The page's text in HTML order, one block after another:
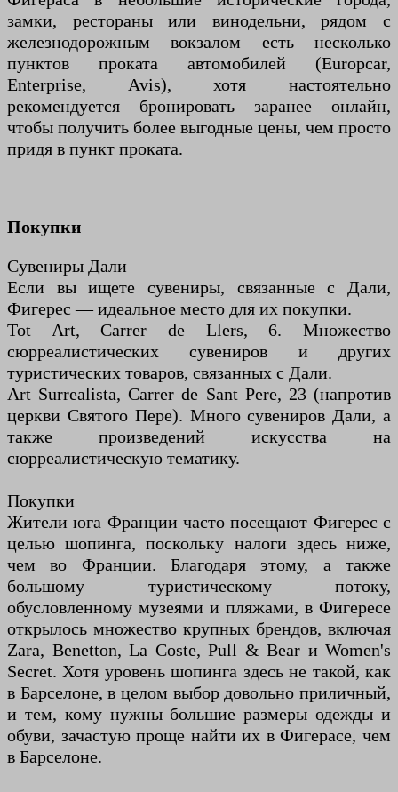
замки, рестораны или винодельни, рядом с
железнодорожным вокзалом есть несколько
пунктов проката автомобилей (Europcar,
Enterprise, Avis), хотя настоятельно
рекомендуется бронировать заранее онлайн,
чтобы получить более выгодные цены, чем просто
придя в пункт проката.
Покупки
Сувениры Дали
Если вы ищете сувениры, связанные с Дали,
Фигерес — идеальное место для их покупки.
Tot Art, Carrer de Llers, 6. Множество
сюрреалистических сувениров и других
туристических товаров, связанных с Дали.
Art Surrealista, Carrer de Sant Pere, 23 (напротив
церкви Святого Пере). Много сувениров Дали, а
также произведений искусства на
сюрреалистическую тематику.
Покупки
Жители юга Франции часто посещают Фигерес с
целью шопинга, поскольку налоги здесь ниже,
чем во Франции. Благодаря этому, а также
большому туристическому потоку,
обусловленному музеями и пляжами, в Фигересе
открылось множество крупных брендов, включая
Zara, Benetton, La Coste, Pull & Bear и Women's
Secret. Хотя уровень шопинга здесь не такой, как
в Барселоне, в целом выбор довольно приличный,
и тем, кому нужны большие размеры одежды и
обуви, зачастую проще найти их в Фигерасе, чем
в Барселоне.